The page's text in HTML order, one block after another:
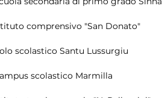
comprensivo "San Donato"
scolastico Santu Lussurgiu
scolastico Marmilla